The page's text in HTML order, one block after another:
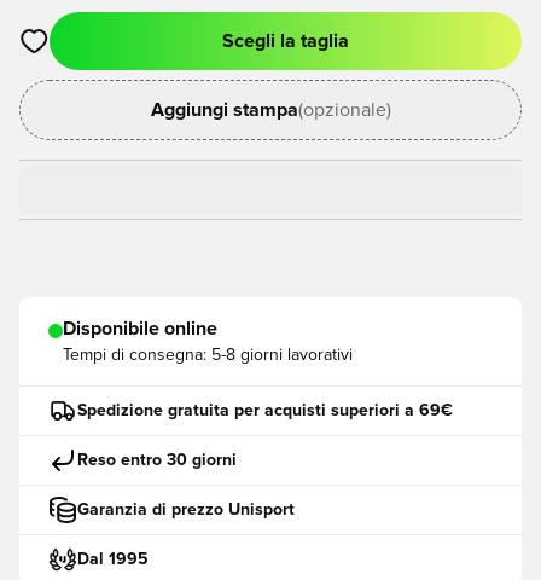
Apre una finestra modale per accedere o registrarsi come
Scegli la taglia
Aggiungi stampa(opzionale)
Disponibile online
Tempi di consegna: 5-8 giorni lavorativi
Spedizione gratuita per acquisti superiori a 69€
Reso entro 30 giorni
Garanzia di prezzo Unisport
Dal 1995